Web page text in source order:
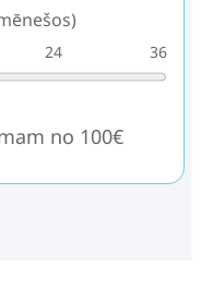
24 36
no 100€